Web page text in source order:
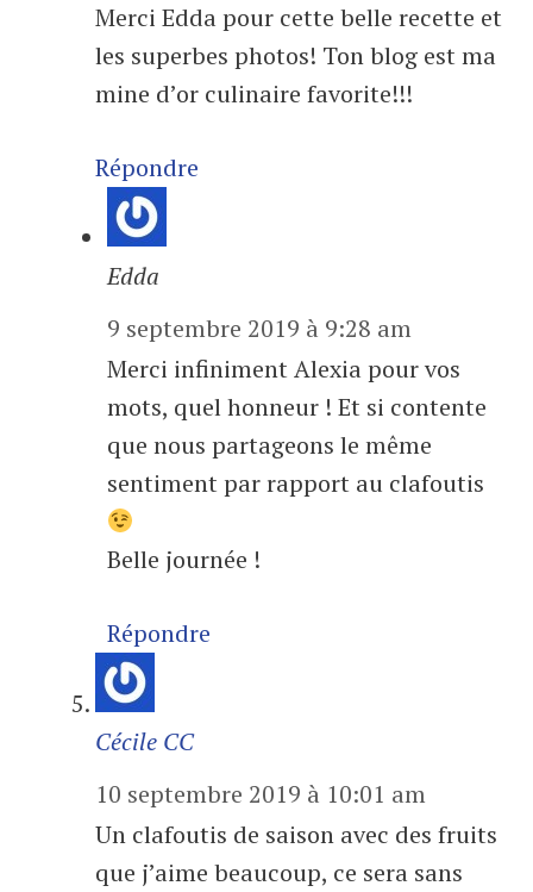
Merci Edda pour cette belle recette et
les superbes photos! Ton blog est ma
mine d’or culinaire favorite!!!
Répondre
Edda
9 septembre 2019 à 9:28 am
Merci infiniment Alexia pour vos
mots, quel honneur ! Et si contente
que nous partageons le même
sentiment par rapport au clafoutis
Belle journée !
Répondre
Cécile CC
10 septembre 2019 à 10:01 am
Un clafoutis de saison avec des fruits
que j’aime beaucoup, ce sera sans